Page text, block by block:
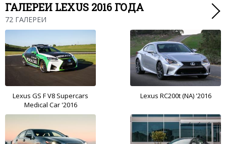
ГАЛЕРЕИ LEXUS 2016 ГОДА
72 ГАЛЕРЕИ
Lexus GS F V8 Supercars
Medical Car '2016
Lexus RC200t (NA) '2016